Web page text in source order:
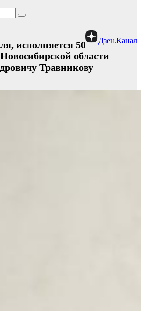
Дзен.Канал
исполняется 50
области
Травникову